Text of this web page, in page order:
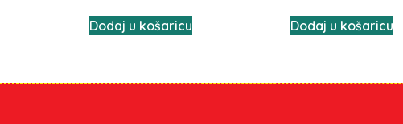
Dodaj u košaricu Dodaj u košaricu